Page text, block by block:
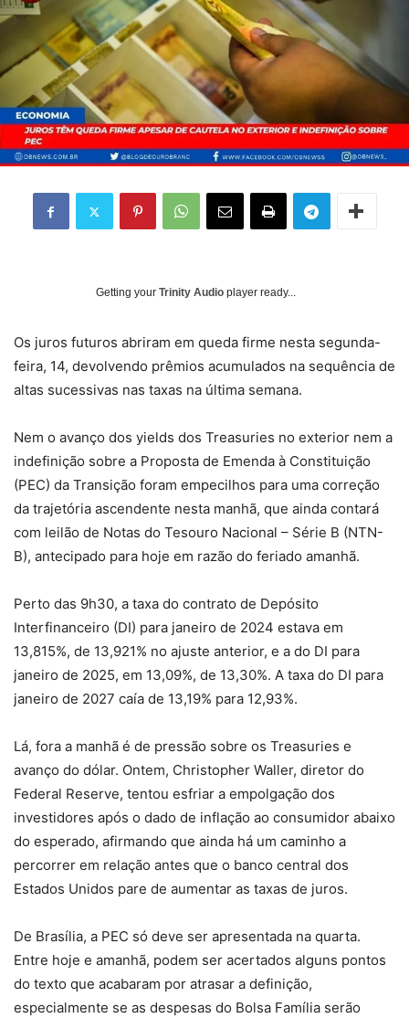
Getting your Trinity Audio player ready...
Os juros futuros abriram em queda firme nesta segunda-
feira, 14, devolvendo prêmios acumulados na sequência de
altas sucessivas nas taxas na última semana.
Nem o avanço dos yields dos Treasuries no exterior nem a
indefinição sobre a Proposta de Emenda à Constituição
(PEC) da Transição foram empecilhos para uma correção
da trajetória ascendente nesta manhã, que ainda contará
com leilão de Notas do Tesouro Nacional – Série B (NTN-
B), antecipado para hoje em razão do feriado amanhã.
Perto das 9h30, a taxa do contrato de Depósito
Interfinanceiro (DI) para janeiro de 2024 estava em
13,815%, de 13,921% no ajuste anterior, e a do DI para
janeiro de 2025, em 13,09%, de 13,30%. A taxa do DI para
janeiro de 2027 caía de 13,19% para 12,93%.
Lá, fora a manhã é de pressão sobre os Treasuries e
avanço do dólar. Ontem, Christopher Waller, diretor do
Federal Reserve, tentou esfriar a empolgação dos
investidores após o dado de inflação ao consumidor abaixo
do esperado, afirmando que ainda há um caminho a
percorrer em relação antes que o banco central dos
Estados Unidos pare de aumentar as taxas de juros.
De Brasília, a PEC só deve ser apresentada na quarta.
Entre hoje e amanhã, podem ser acertados alguns pontos
do texto que acabaram por atrasar a definição,
especialmente se as despesas do Bolsa Família serão